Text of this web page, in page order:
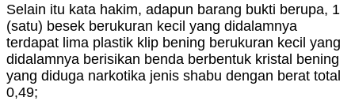
Selain itu kata hakim, adapun barang bukti berupa, 1
(satu) besek berukuran kecil yang didalamnya
terdapat lima plastik klip bening berukuran kecil yang
didalamnya berisikan benda berbentuk kristal bening
yang diduga narkotika jenis shabu dengan berat total
0,49;